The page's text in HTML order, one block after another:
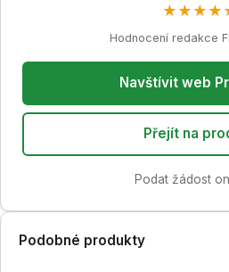
★ ★ ★ ★
Hodnocení redakce
Navštívit web
Přejít na
Podat žádost
Podobné produkty